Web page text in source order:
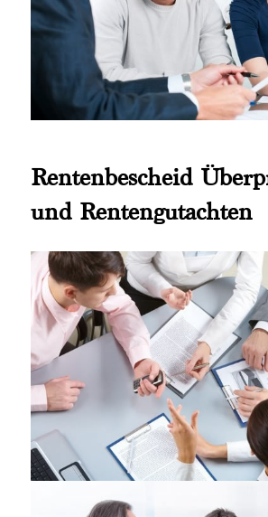
Rentenbescheid
und Rentengutachten